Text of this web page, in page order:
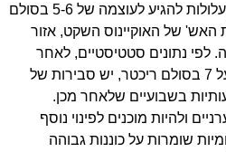
משנה בימים הקרובים, חלקן עלולות להגיע לעוצמה של 5-6 בסולם
האש' של האוקיינוס השקט, אזור
לפי נתונים סטטיסטיים, לאחר
רעידת אדמה בעוצמה של מעל 7 בסולם ריכטר, יש סבירות של
בשבועיים שלאחר מכן.
ולהיות מוכנים לפינוי נוסף
שומרות על כוננות גבוהה